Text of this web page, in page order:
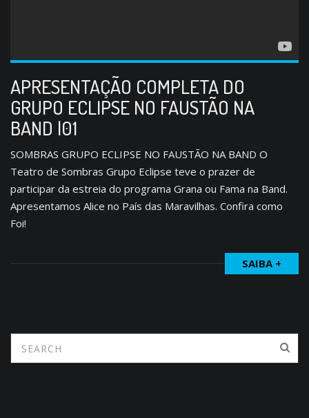
APRESENTAÇÃO COMPLETA DO
GRUPO ECLIPSE NO FAUSTÃO NA
BAND |01
SOMBRAS GRUPO ECLIPSE NO FAUSTÃO NA BAND O
Teatro de Sombras Grupo Eclipse teve o prazer de
participar da estreia do programa Grana ou Fama na Band.
Apresentamos Alice no País das Maravilhas. Confira como
Foi!
SAIBA +